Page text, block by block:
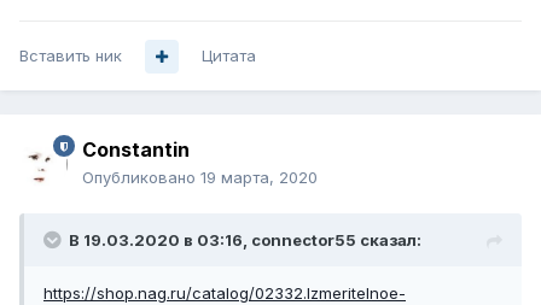
Вставить ник Цитата
Constantin
Опубликовано 19 марта, 2020
В 19.03.2020 в 03:16, connector55 сказал:
https://shop.nag.ru/catalog/02332.Izmeritelnoe-